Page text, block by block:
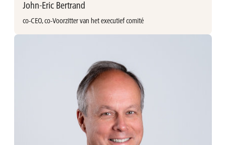
John-Eric Bertrand
co-CEO, co-Voorzitter van het executief comité
John-Eric Bertrand (°1977, Belg)
Co-Voorzitter van het executief comité
Sinds 2008 bij AvH